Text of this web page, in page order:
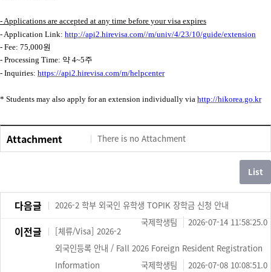
- Applications are accepted at any time before your visa expires
- Application Link: http://api2.hirevisa.com//m/univ/4/23/10/guide/extension
- Fee: 75,000원
- Processing Time: 약 4~5주
- Inquiries: https://api2.hirevisa.com/m/helpcenter
* Students may also apply for an extension individually via http://hikorea.go.kr
Attachment There is no Attachment
다음글
2026-2 학부 외국인 유학생 TOPIK 장학금 신청 안내
국제학생팀
2026-07-14 11:58:25.0
이전글
[체류/Visa] 2026-2
외국인등록 안내 / Fall 2026 Foreign Resident Registration
Information
국제학생팀 2026-07-08 10:08:51.0